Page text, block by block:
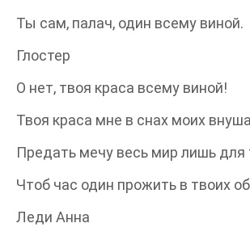
Ты сам, палач, один всему виной.
Глостер
О нет, твоя краса всему виной!
Твоя краса мне в снах моих
Предать мечу весь мир лишь для
Чтоб час один прожить в твоих
Леди Анна